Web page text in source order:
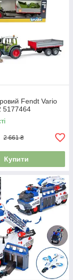
Fendt Vario
5177464
2 661 ₴
Купити